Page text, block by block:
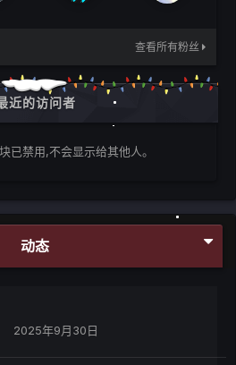
查看所有粉丝
近的访问者
已禁用,不会显示给其他人。
动态
2025年9月30日